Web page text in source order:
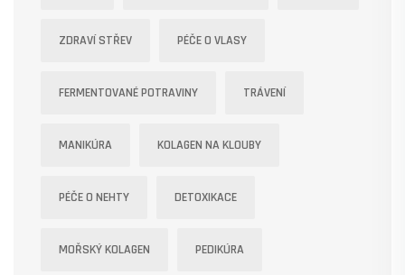
ZDRAVÍ STŘEV PÉČE O VLASY
FERMENTOVANÉ POTRAVINY TRÁVENÍ
MANIKÚRA KOLAGEN NA KLOUBY
PÉČE O NEHTY DETOXIKACE
MOŘSKÝ KOLAGEN PEDIKÚRA